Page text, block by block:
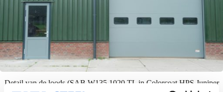
Detail van de loods (SAB W135.1020 TL in Colorcoat HPS Juniper